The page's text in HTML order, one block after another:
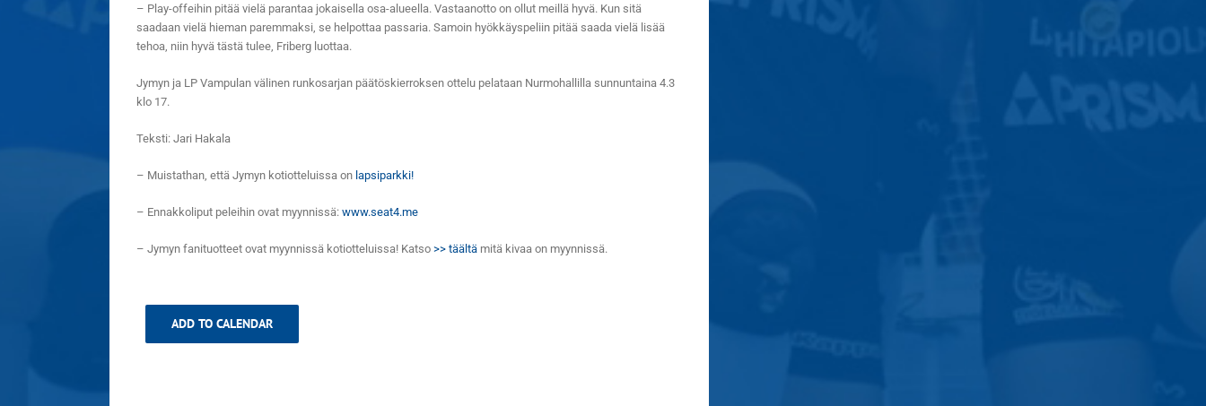
– Play-offeihin pitää vielä parantaa jokaisella osa-alueella. Vastaanotto on ollut meillä hyvä. Kun sitä
saadaan vielä hieman paremmaksi, se helpottaa passaria. Samoin hyökkäyspeliin pitää saada vielä lisää
tehoa, niin hyvä tästä tulee, Friberg luottaa.
Jymyn ja LP Vampulan välinen runkosarjan päätöskierroksen ottelu pelataan Nurmohallilla sunnuntaina 4.3
klo 17.
Teksti: Jari Hakala
– Muistathan, että Jymyn kotiotteluissa on lapsiparkki!
– Ennakkoliput peleihin ovat myynnissä: www.seat4.me
– Jymyn fanituotteet ovat myynnissä kotiotteluissa! Katso >> täältä mitä kivaa on myynnissä.
ADD TO CALENDAR